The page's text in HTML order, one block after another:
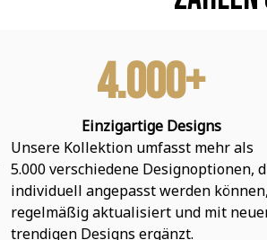
4.000+
Einzigartige Designs
Unsere Kollektion umfasst mehr als
5.000 verschiedene Designoptionen,
individuell angepasst werden können,
regelmäßig aktualisiert und mit
trendigen Designs ergänzt.